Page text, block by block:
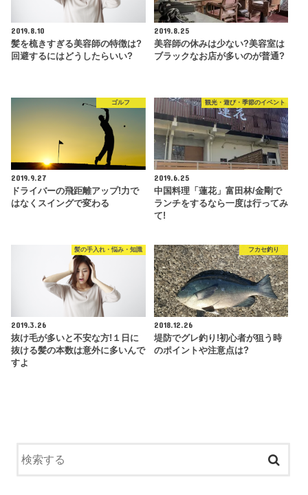
2019.8.10
髪を梳きすぎる美容師の特徴は?
回避するにはどうしたらいい?
2019.8.25
美容師の休みは少ない?美容室は
ブラックなお店が多いのが普通?
ゴルフ
2019.9.27
ドライバーの飛距離アップ!力で
はなくスイングで変わる
観光・遊び・季節のイベント
2019.6.25
中国料理「蓮花」富田林/金剛で
ランチをするなら一度は行ってみ
て!
髪の手入れ・悩み・知識
2019.3.26
抜け毛が多いと不安な方!１日に
抜ける髪の本数は意外に多いんで
すよ
フカセ釣り
2018.12.26
堤防でグレ釣り!初心者が狙う時
のポイントや注意点は?